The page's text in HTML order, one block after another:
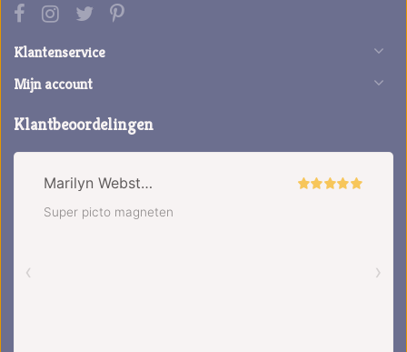
Klantenservice
Mijn account
Klantbeoordelingen